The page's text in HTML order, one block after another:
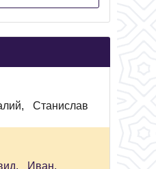
Станислав
Иван,